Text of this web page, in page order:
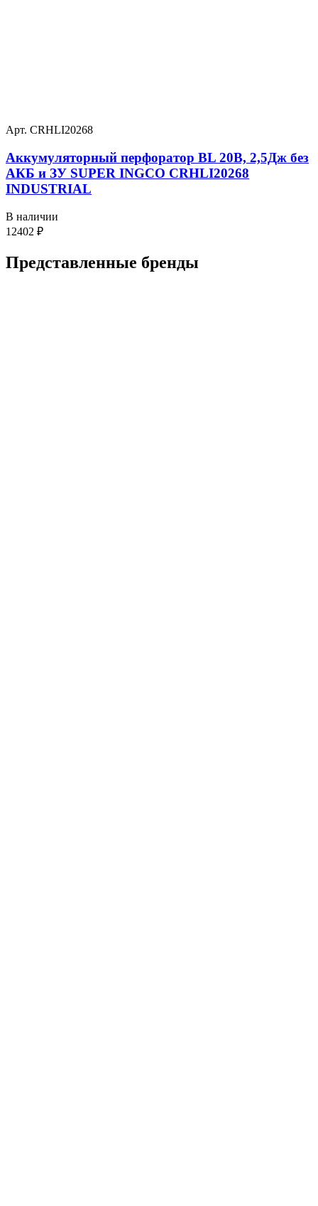
Арт. CRHLI20268
Аккумуляторный перфоратор BL 20В, 2,5Дж без
АКБ и ЗУ SUPER INGCO CRHLI20268
INDUSTRIAL
В наличии
12402 ₽
Представленные бренды